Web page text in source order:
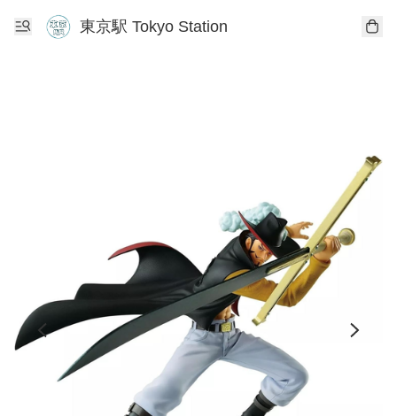
東京駅 Tokyo Station